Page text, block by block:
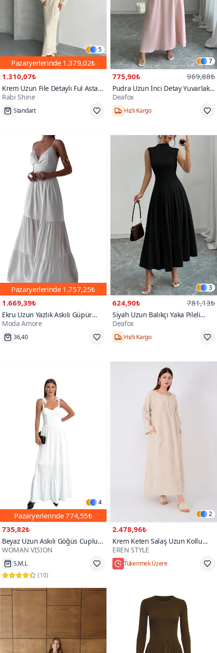
5
Pazaryerlerinde 1.379,02₺
1.310,07₺
Krem Uzun File Detaylı Ful Astarlı
Ajur Triko Elbise
Rabi Shine
Standart
Tükenmek Üzere
7
775,90₺ 969,88₺
Pudra Uzun İnci Detay Yuvarlak
Yaka Prenses Kol Bel Dekolteli
Kendinden Kuşaklı Krep Kumaş
Elbise
Deafox
S,M,L
Hızlı Kargo
Pazaryerlerinde 1.757,25₺
1.669,39₺
Ekru Uzun Yazlık Askılı Güpür
Dantel Detaylı Yumuşak Dokulu
Elbise
Moda Amore
3
624,90₺ 781,13₺
Siyah Uzun Balıkçı Yaka Pileli
Krep Kumaş Elbise
Deafox
4
Pazaryerlerinde774,55₺
735,82₺
Beyaz Uzun Askılı Göğüs Cuplu
Omuzları Bağlamalı Kırmızı
Elbise
WOMAN VISION
(10)
2
2.478,96₺
Krem Keten Salaş Uzun Kollu
Cepli Elbise
EREN STYLE